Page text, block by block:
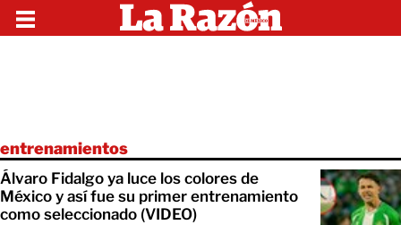
entrenamientos
Álvaro Fidalgo ya luce los colores de
México y así fue su primer entrenamiento
como seleccionado (VIDEO)